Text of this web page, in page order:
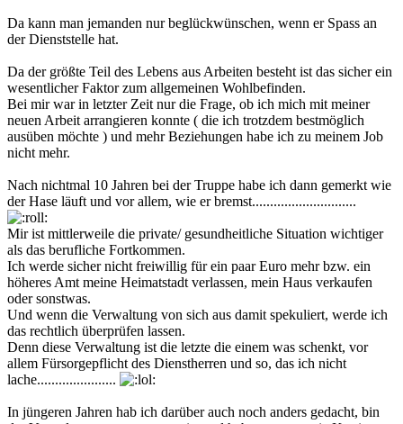
Da kann man jemanden nur beglückwünschen, wenn er Spass an
der Dienststelle hat.
Da der größte Teil des Lebens aus Arbeiten besteht ist das sicher ein
wesentlicher Faktor zum allgemeinen Wohlbefinden.
Bei mir war in letzter Zeit nur die Frage, ob ich mich mit meiner
neuen Arbeit arrangieren konnte ( die ich trotzdem bestmöglich
ausüben möchte ) und mehr Beziehungen habe ich zu meinem Job
nicht mehr.
Nach nichtmal 10 Jahren bei der Truppe habe ich dann gemerkt wie
der Hase läuft und vor allem, wie er bremst.............................
Mir ist mittlerweile die private/ gesundheitliche Situation wichtiger
als das berufliche Fortkommen.
Ich werde sicher nicht freiwillig für ein paar Euro mehr bzw. ein
höheres Amt meine Heimatstadt verlassen, mein Haus verkaufen
oder sonstwas.
Und wenn die Verwaltung von sich aus damit spekuliert, werde ich
das rechtlich überprüfen lassen.
Denn diese Verwaltung ist die letzte die einem was schenkt, vor
allem Fürsorgepflicht des Dienstherren und so, das ich nicht
lache......................
In jüngeren Jahren hab ich darüber auch noch anders gedacht, bin